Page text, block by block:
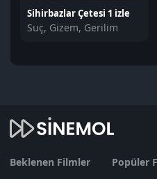
Sihirbazlar Çetesi 1 izle
Suç, Gizem, Gerilim
Beklenen Filmler
Popüler